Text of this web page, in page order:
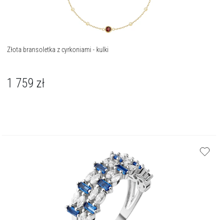
Złota bransoletka z cyrkoniami - kulki
1 759 zł